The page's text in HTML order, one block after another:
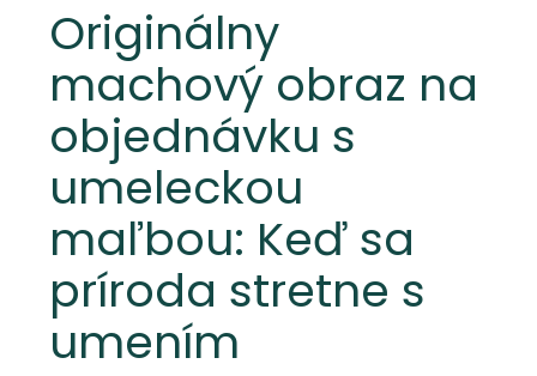
Originálny
machový obraz na
objednávku s
umeleckou
maľbou: Keď sa
príroda stretne s
umením